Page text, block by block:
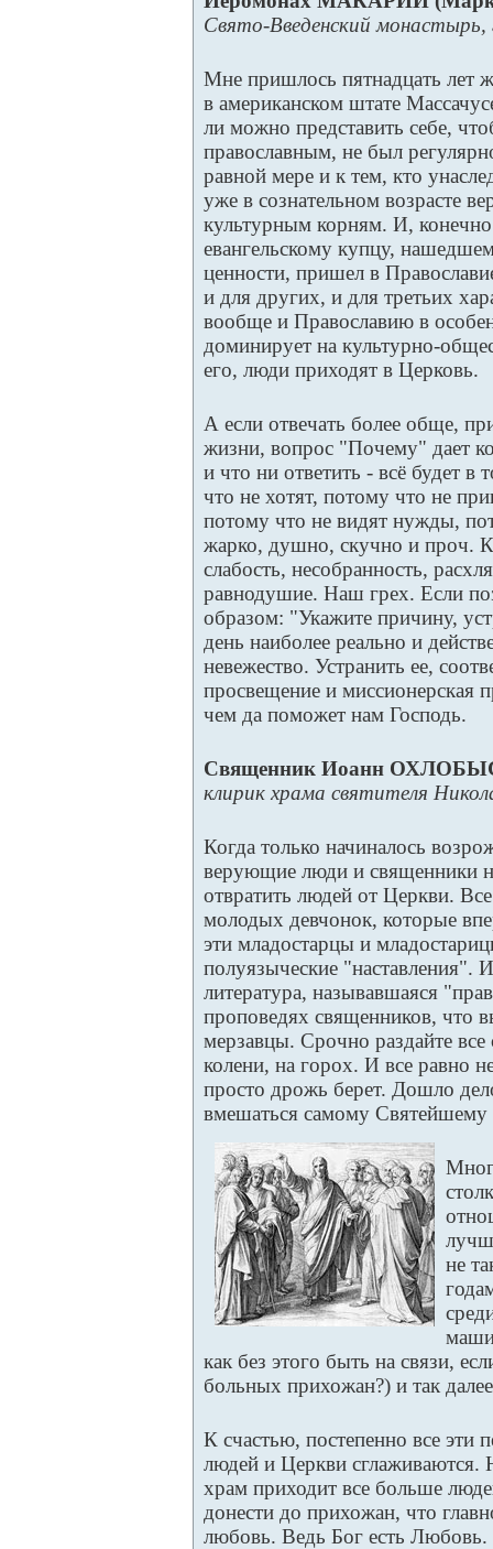
Свято-Введенский монастырь,
Мне пришлось пятнадцать лет
в американском штате
ли можно представить себе,
православным, не был
равной мере и к тем, кто
уже в сознательном возрасте
культурным корням. И,
евангельскому купцу,
ценности, пришел в
и для других, и для третьих
вообще и Православию в
доминирует на культурно-
его, люди приходят в Церковь.
А если отвечать более обще,
жизни, вопрос "Почему" дает
и что ни ответить - всё будет
что не хотят, потому что не
потому что не видят нужды,
жарко, душно, скучно и проч.
слабость, несобранность,
равнодушие. Наш грех. Если
образом: "Укажите причину,
день наиболее реально и
невежество. Устранить ее,
просвещение и миссионерская
чем да поможет нам Господь.
Священник Иоанн
клирик храма святителя
Когда только начиналось
верующие люди и священники
отвратить людей от Церкви.
молодых девчонок, которые
эти младостарцы и
полуязыческие "наставления".
литература, называвшаяся
проповедях священников, что
мерзавцы. Срочно раздайте
колени, на горох. И все равно
просто дрожь берет. Дошло
вмешаться самому Святейшему
не
как без этого быть на связи,
больных прихожан?) и так
К счастью, постепенно все эти
людей и Церкви сглаживаются.
храм приходит все больше
донести до прихожан, что
любовь. Ведь Бог есть Любовь.